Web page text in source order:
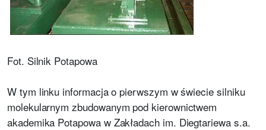
Fot. Silnik Potapowa
W tym linku informacja o pierwszym w świecie silniku
molekularnym zbudowanym pod kierownictwem
akademika Potapowa w Zakładach im. Diegtariewa s.a.